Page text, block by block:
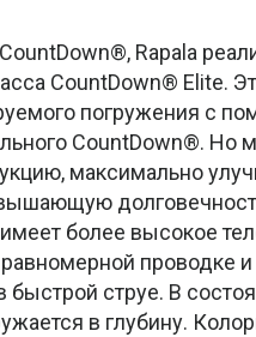
Rapala
CountDown® Elite.
погружения с
CountDown®. Но
максимально
более высокое
проводке
быстрой струе. В
в глубину.